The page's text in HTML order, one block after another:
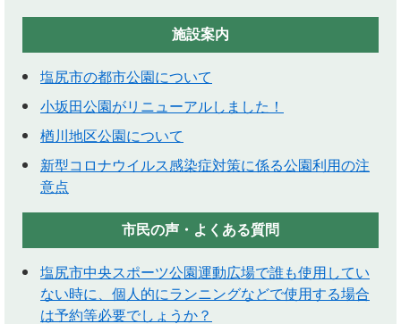
施設案内
塩尻市の都市公園について
小坂田公園がリニューアルしました！
楢川地区公園について
新型コロナウイルス感染症対策に係る公園利用の注
意点
市民の声・よくある質問
塩尻市中央スポーツ公園運動広場で誰も使用してい
ない時に、個人的にランニングなどで使用する場合
は予約等必要でしょうか？